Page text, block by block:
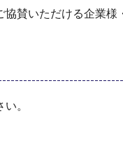
賛いただける企業様
。